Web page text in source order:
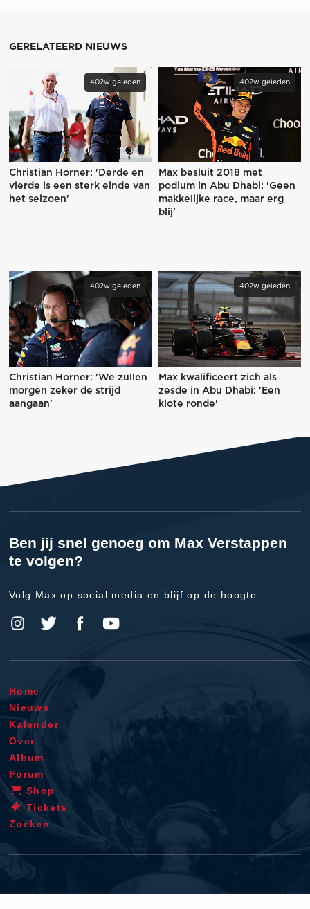
GERELATEERD NIEUWS
402w geleden
Christian Horner: 'Derde en
vierde is een sterk einde van
het seizoen'
402w geleden
Max besluit 2018 met
podium in Abu Dhabi: 'Geen
makkelijke race, maar erg
blij'
402w geleden
Christian Horner: 'We zullen
morgen zeker de strijd
aangaan'
402w geleden
Max kwalificeert zich als
zesde in Abu Dhabi: 'Een
klote ronde'
Ben jij snel genoeg om Max Verstappen
te volgen?
Volg Max op social media en blijf op de hoogte.
Home
Nieuws
Kalender
Over
Album
Forum
Shop
Tickets
Zoeken